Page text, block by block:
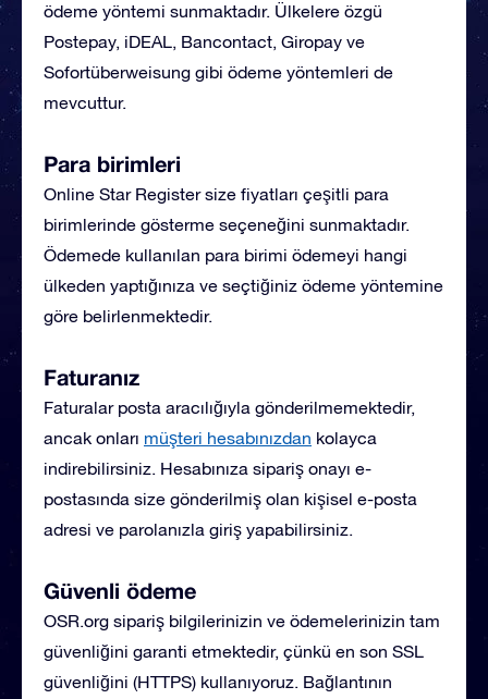
ödeme yöntemi sunmaktadır. Ülkelere özgü
Postepay, iDEAL, Bancontact, Giropay ve
Sofortüberweisung gibi ödeme yöntemleri de
mevcuttur.
Para birimleri
Online Star Register size fiyatları çeşitli para
birimlerinde gösterme seçeneğini sunmaktadır.
Ödemede kullanılan para birimi ödemeyi hangi
ülkeden yaptığınıza ve seçtiğiniz ödeme yöntemine
göre belirlenmektedir.
Faturanız
Faturalar posta aracılığıyla gönderilmemektedir,
ancak onları müşteri hesabınızdan kolayca
indirebilirsiniz. Hesabınıza sipariş onayı e-
postasında size gönderilmiş olan kişisel e-posta
adresi ve parolanızla giriş yapabilirsiniz.
Güvenli ödeme
OSR.org sipariş bilgilerinizin ve ödemelerinizin tam
güvenliğini garanti etmektedir, çünkü en son SSL
güvenliğini (HTTPS) kullanıyoruz. Bağlantının